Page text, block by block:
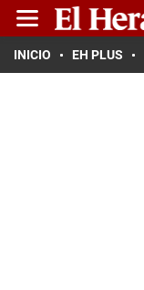
INICIO EH PLUS